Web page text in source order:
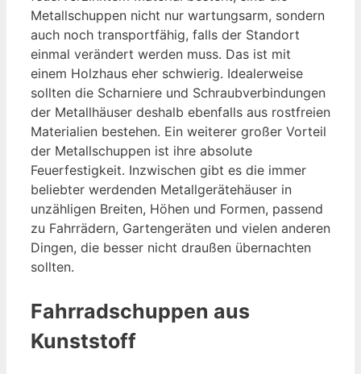
Metallschuppen nicht nur wartungsarm, sondern
auch noch transportfähig, falls der Standort
einmal verändert werden muss. Das ist mit
einem Holzhaus eher schwierig. Idealerweise
sollten die Scharniere und Schraubverbindungen
der Metallhäuser deshalb ebenfalls aus rostfreien
Materialien bestehen. Ein weiterer großer Vorteil
der Metallschuppen ist ihre absolute
Feuerfestigkeit. Inzwischen gibt es die immer
beliebter werdenden Metallgerätehäuser in
unzähligen Breiten, Höhen und Formen, passend
zu Fahrrädern, Gartengeräten und vielen anderen
Dingen, die besser nicht draußen übernachten
sollten.
Fahrradschuppen aus
Kunststoff